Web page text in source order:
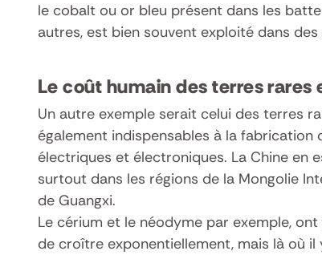
le cobalt ou or bleu présent dans les
autres, est bien souvent exploité dans
Le coût humain des terres rares
Un autre exemple serait celui des terres
également indispensables à la fabrication
électriques et électroniques. La Chine en
surtout dans les régions de la Mongolie
de Guangxi.
Le cérium et le néodyme par exemple,
de croître exponentiellement, mais là où